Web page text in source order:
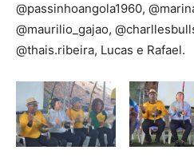
@passinhoangola1960,
@maurilio_gajao,
@thais.ribeira, Lucas e Rafael.